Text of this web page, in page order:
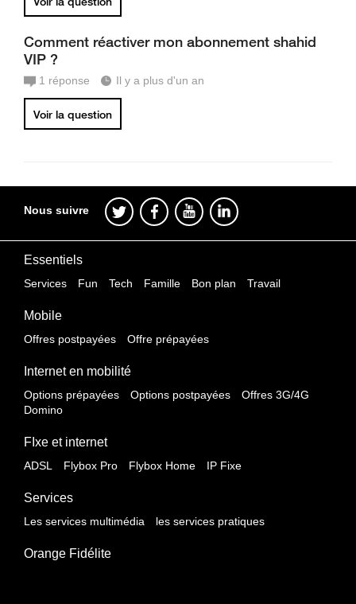
Comment réactiver mon abonnement shahid
VIP ?
1 réponse Il y a plus d'un an
Voir la question
Nous suivre
Essentiels
Services Fun Tech Famille Bon plan Travail
Mobile
Offres postpayées Offre prépayées
Internet en mobilité
Options prépayées Options postpayées
Offres 3G/4G
Domino
FIxe et internet
ADSL Flybox Pro Flybox Home IP Fixe
Services
Les services multimédia les services pratiques
Orange Fidélite